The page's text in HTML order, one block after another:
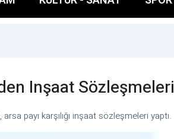
Inşaat Sözleşmeleri
payı karşılığı inşaat sözleşmeleri yaptı.